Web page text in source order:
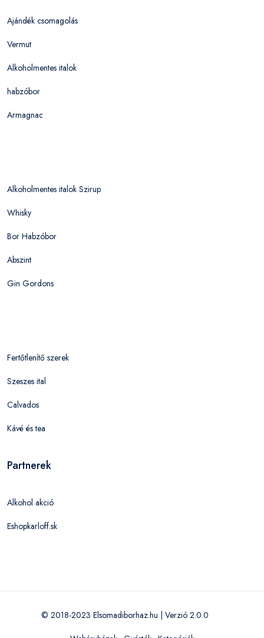
Ajándék csomagolás
Vermut
Alkoholmentes italok
habzóbor
Armagnac
Alkoholmentes italok Szirup
Whisky
Bor Habzóbor
Abszint
Gin Gordons
Fertőtlenítő szerek
Szeszes ital
Calvados
Kávé és tea
Partnerek
Alkohol akció
Eshopkarloff.sk
© 2018-2023 Elsomadiborhaz.hu | Verzió 2.0.0